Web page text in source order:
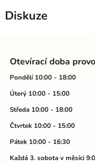
Diskuze
Otevírací doba
Pondělí 10:00 - 18:00
Úterý 10:00 - 15:00
Středa 10:00 - 18:00
Čtvrtek 10:00 - 15:00
Pátek 10:00 - 16:30
Každá 3. sobota v měsíci